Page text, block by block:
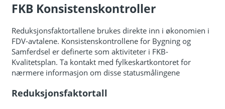
FKB Konsistenskontroller
Reduksjonsfaktortallene brukes direkte inn i økonomien i
FDV-avtalene. Konsistenskontrollene for Bygning og
Samferdsel er definerte som aktiviteter i FKB-
Kvalitetsplan. Ta kontakt med fylkeskartkontoret for
nærmere informasjon om disse statusmålingene
Reduksjonsfaktortall